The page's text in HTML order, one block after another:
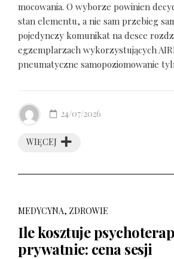
mocowania. O wyborze powinien
stan elementu, a nie sam przebieg
pojedynczy komunikat na desce
egzemplarzach wykorzystujących
pneumatyczne samopoziomowanie
WIĘCEJ
24/07/2026
MEDYCYNA, ZDROWIE
Ile kosztuje
prywatnie: cena sesji